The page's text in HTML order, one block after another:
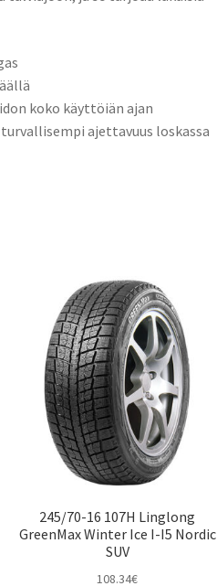
koko käyttöiän ajan
ajettavuus loskassa
245/70-16 107H Linglong
GreenMax Winter Ice I-I5 Nordic
SUV
108.34€